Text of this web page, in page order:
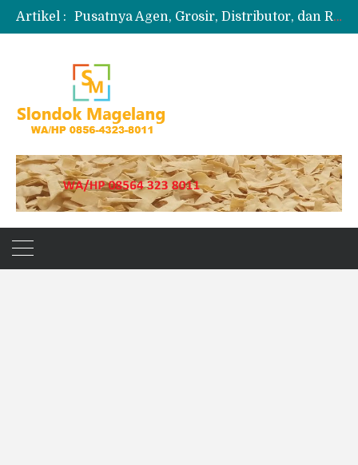
Artikel :
Pusatnya Agen, Grosir, Distributor, dan Reseller Puyur Koin
Produksi Slondok
Jual Puyur Koin Mentah 1 Ball 5 kg